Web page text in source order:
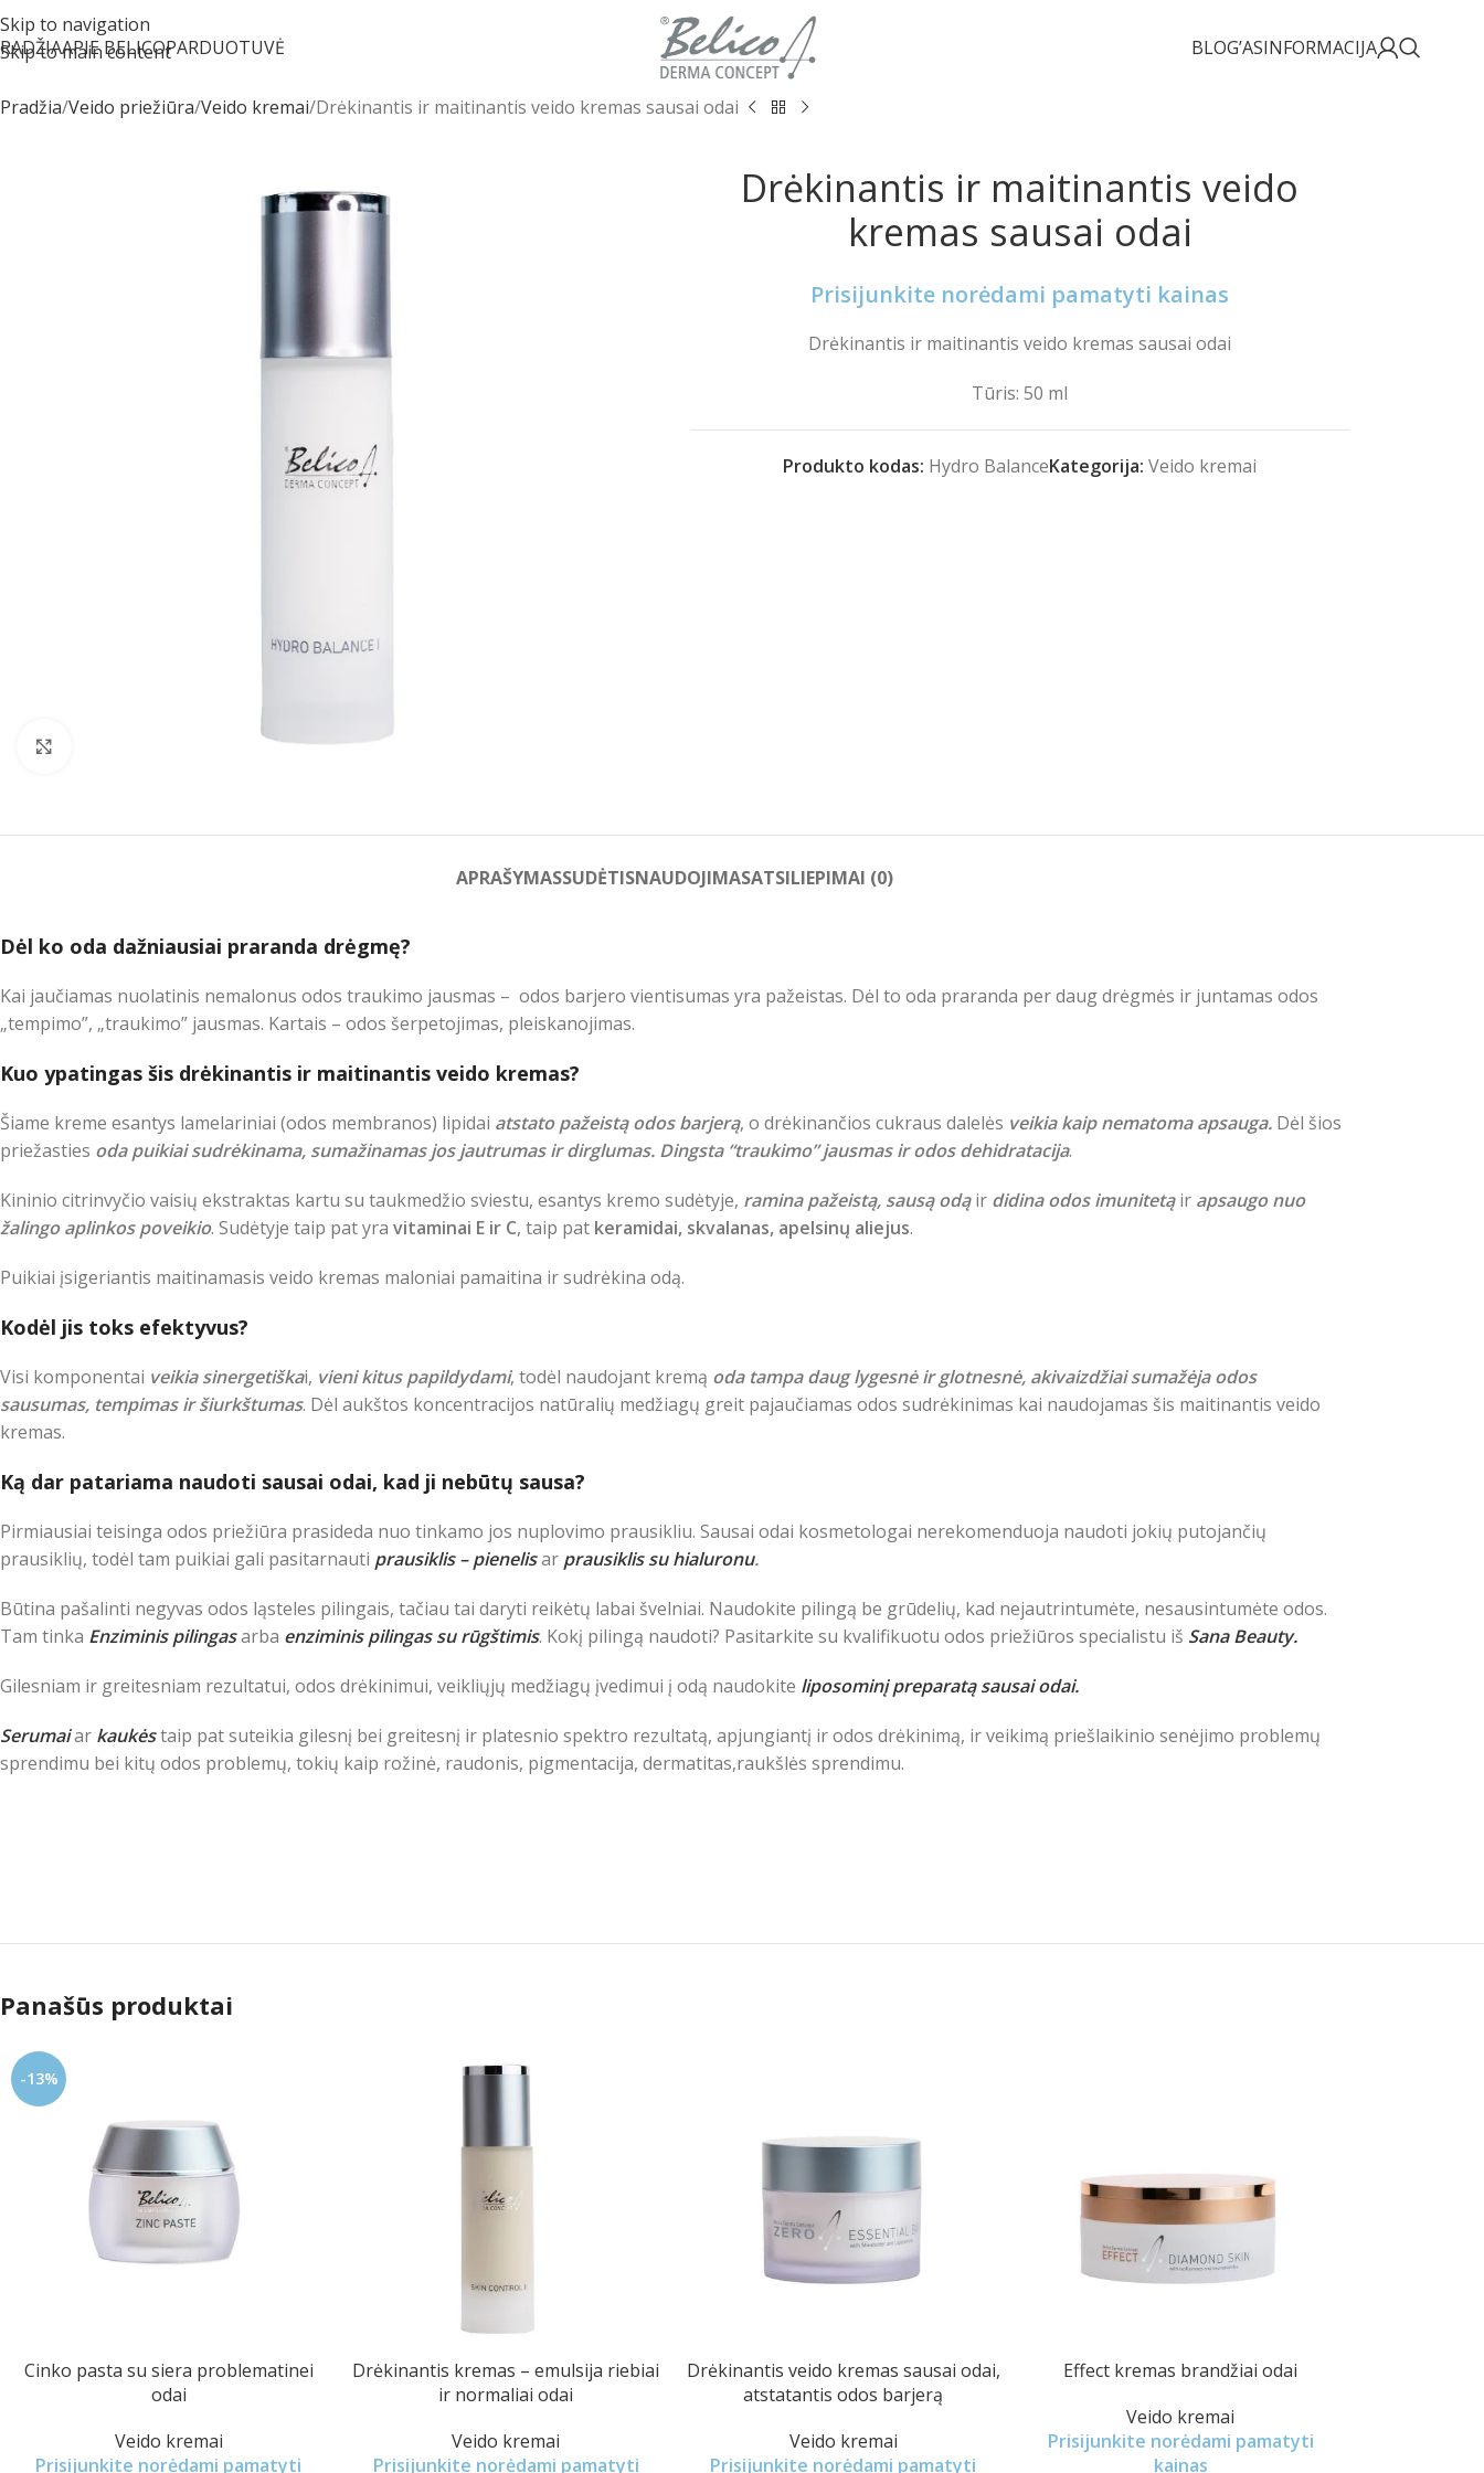
Skip to navigation
Skip to main content
APIE BELICOPARDUOTUVĖ BLOG’ASINFORMACIJA
Pradžia Veido priežiūra Veido kremai Drėkinantis ir maitinantis veido kremas sausai odai
Spustelėkite norėdami padidinti
Drėkinantis ir maitinantis veido
kremas sausai odai
Prisijunkite norėdami pamatyti kainas
Drėkinantis ir maitinantis veido kremas sausai odai
Tūris: 50 ml
Produkto kodas: Hydro BalanceKategorija: Veido kremai
APRAŠYMASSUDĖTISNAUDOJIMASATSILIEPIMAI (0)
Dėl ko oda dažniausiai praranda drėgmę?
Kai jaučiamas nuolatinis nemalonus odos traukimo jausmas – odos barjero vientisumas yra pažeistas. Dėl to oda praranda per daug drėgmės ir juntamas odos
„tempimo”, „traukimo” jausmas. Kartais – odos šerpetojimas, pleiskanojimas.
Kuo ypatingas šis drėkinantis ir maitinantis veido kremas?
Šiame kreme esantys lamelariniai (odos membranos) lipidai atstato pažeistą odos barjerą, o drėkinančios cukraus dalelės veikia kaip nematoma apsauga. Dėl šios
priežasties oda puikiai sudrėkinama, sumažinamas jos jautrumas ir dirglumas. Dingsta “traukimo” jausmas ir odos dehidratacija.
Kininio citrinvyčio vaisių ekstraktas kartu su taukmedžio sviestu, esantys kremo sudėtyje, ramina pažeistą, sausą odąir didina odos imunitetą ir apsaugo nuo
žalingo aplinkos poveikio. Sudėtyje taip pat yra vitaminai E ir C, taip pat keramidai, skvalanas, apelsinų aliejus.
Puikiai įsigeriantis maitinamasis veido kremas maloniai pamaitina ir sudrėkina odą.
Kodėl jis toks efektyvus?
Visi komponentai veikia sinergetiškai, vieni kitus papildydami, todėl naudojant kremą oda tampa daug lygesnė ir glotnesnė, akivaizdžiai sumažėja odos
sausumas, tempimas ir šiurkštumas. Dėl aukštos koncentracijos natūralių medžiagų greit pajaučiamas odos sudrėkinimas kai naudojamas šis maitinantis veido
kremas.
Ką dar patariama naudoti sausai odai, kad ji nebūtų sausa?
Pirmiausiai teisinga odos priežiūra prasideda nuo tinkamo jos nuplovimo prausikliu. Sausai odai kosmetologai nerekomenduoja naudoti jokių putojančių
prausiklių, todėl tam puikiai gali pasitarnauti prausiklis – pienelisar prausiklis su hialuronu.
Būtina pašalinti negyvas odos ląsteles pilingais, tačiau tai daryti reikėtų labai švelniai. Naudokite pilingą be grūdelių, kad nejautrintumėte, nesausintumėte odos.
Tam tinka Enziminis pilingasarba enziminis pilingas su rūgštimis. Kokį pilingą naudoti? Pasitarkite su kvalifikuotu odos priežiūros specialistu iš Sana Beauty.
Gilesniam ir greitesniam rezultatui, odos drėkinimui, veikliųjų medžiagų įvedimui į odą naudokite liposominį preparatą sausai odai.
Serumaiar kaukėstaip pat suteikia gilesnį bei greitesnį ir platesnio spektro rezultatą, apjungiantį ir odos drėkinimą, ir veikimą priešlaikinio senėjimo problemų
sprendimu bei kitų odos problemų, tokių kaip rožinė, raudonis, pigmentacija, dermatitas,raukšlės sprendimu.
Panašūs produktai
-13%
Cinko pasta su siera problematinei
odai
Veido kremai
Prisijunkite norėdami pamatyti
Drėkinantis kremas – emulsija riebiai
ir normaliai odai
Veido kremai
Prisijunkite norėdami pamatyti
Drėkinantis veido kremas sausai odai,
atstatantis odos barjerą
Veido kremai
Prisijunkite norėdami pamatyti
Effect kremas brandžiai odai
Veido kremai
Prisijunkite norėdami pamatyti
kainas